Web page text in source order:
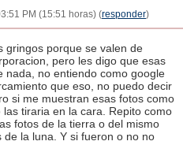
PM (15:51 horas) (responder)
gringos porque se valen de
pero les digo que esas
nada, no entiendo como google
que eso, no puedo decir
si me muestran esas fotos como
tiraria en la cara. Repito como
fotos de la tierra o del mismo
la luna. Y si fueron o no no